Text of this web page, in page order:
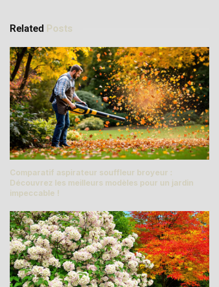
Related Posts
Comparatif aspirateur souffleur broyeur :
Découvrez les meilleurs modèles pour un jardin
impeccable !